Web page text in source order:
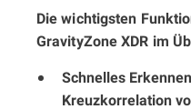
Die wichtigsten
GravityZone XDR im
Schnelles
Kreuzkorrelation